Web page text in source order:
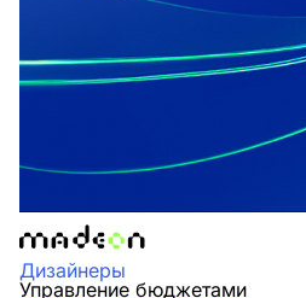
Дизайнеры
Управление бюджетами